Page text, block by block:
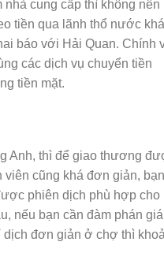
cung cấp thì không nên
tiền qua lãnh thổ nước
báo với Hải Quan. Chính
các dịch vụ chuyển tiền
tiền mặt.
Anh, thì để giao thương
cũng khá đơn giản,
phiên dịch phù hợp cho
nếu bạn cần đàm phán giá
dịch đơn giản ở chợ thì